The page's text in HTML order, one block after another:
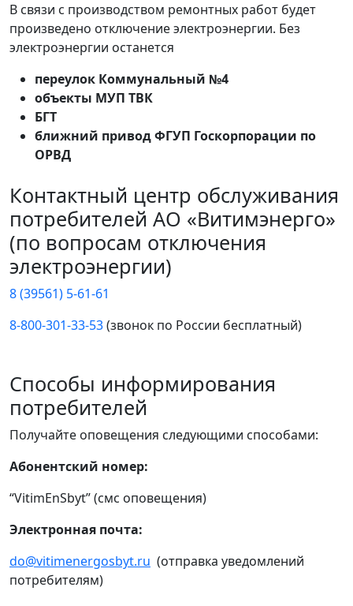
В связи с производством ремонтных работ будет
произведено отключение электроэнергии. Без
электроэнергии останется
переулок Коммунальный №4
объекты МУП ТВК
БГТ
ближний привод ФГУП Госкорпорации по
ОРВД
Контактный центр обслуживания
потребителей АО «Витимэнерго»
(по вопросам отключения
электроэнергии)
8 (39561) 5-61-61
8-800-301-33-53(звонок по России бесплатный)
Способы информирования
потребителей
Получайте оповещения следующими способами:
Абонентский номер:
“VitimEnSbyt” (смс оповещения)
Электронная почта:
do@vitimenergosbyt.ru (отправка уведомлений
потребителям)